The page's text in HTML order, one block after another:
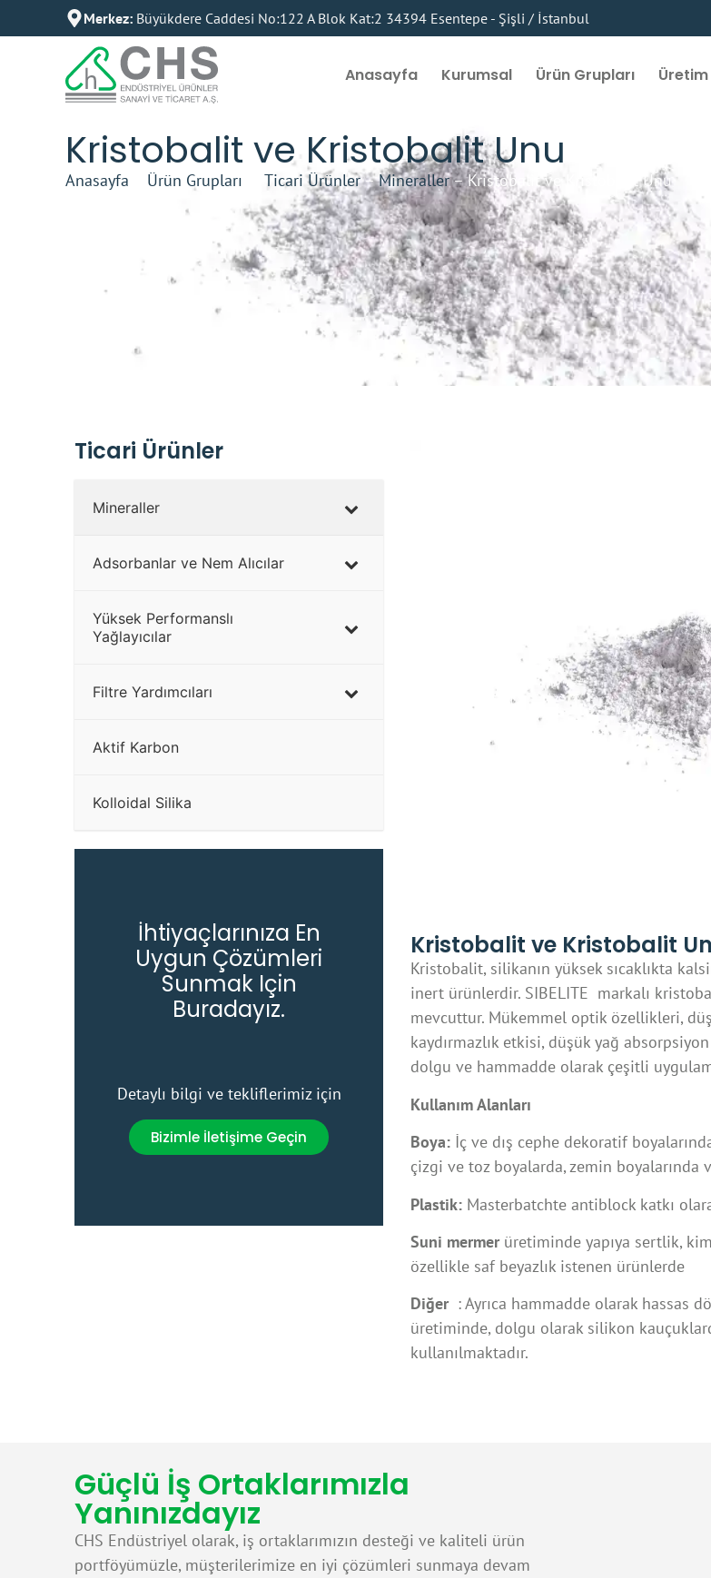
Merkez: Büyükdere Caddesi No:122 A Blok Kat:2 34394 Esentepe - Şişli / İstanbul
Anasayfa Kurumsal Ürün Grupları Üretim
Kristobalit ve Kristobalit Unu
Anasayfa Ürün Grupları Ticari Ürünler–Mineraller–Kristobalit ve Kristobalit Unu
Ticari Ürünler
Mineraller
Adsorbanlar ve Nem Alıcılar
Yüksek Performanslı
Yağlayıcılar
Filtre Yardımcıları
Aktif Karbon
Kolloidal Silika
İhtiyaçlarınıza En
Uygun Çözümleri
Sunmak Için
Buradayız.
Detaylı bilgi ve tekliflerimiz için
Bizimle İletişime Geçin
Kristobalit ve Kristobalit
Kristobalit, silikanın yüksek sıcaklıkta
inert ürünlerdir. SIBELITE markalı
mevcuttur. Mükemmel optik özellikleri,
kaydırmazlık etkisi, düşük yağ
dolgu ve hammadde olarak çeşitli
Kullanım Alanları
Boya: İç ve dış cephe dekoratif
çizgi ve toz boyalarda, zemin boyalarında
Plastik: Masterbatchte antiblock katkı
Suni mermerüretiminde yapıya sertlik,
özellikle saf beyazlık istenen ürünlerde
Diğer : Ayrıca hammadde olarak hassas
üretiminde, dolgu olarak silikon
kullanılmaktadır.
Güçlü İş Ortaklarımızla
Yanınızdayız
CHS Endüstriyel olarak, iş ortaklarımızın desteği ve kaliteli ürün
portföyümüzle, müşterilerimize en iyi çözümleri sunmaya devam